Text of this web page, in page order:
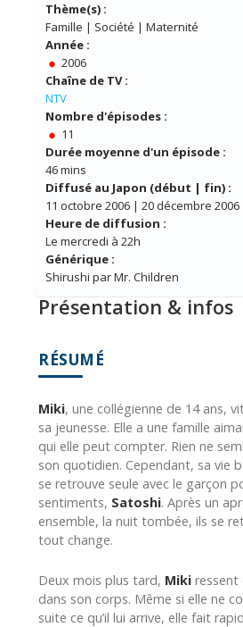
Thème(s) :
Famille | Société | Maternité
Année :
2006
Chaîne de TV :
NTV
Nombre d'épisodes :
11
Durée moyenne d'un épisode :
46 mins
Diffusé au Japon (début | fin) :
11 octobre 2006 | 20 décembre 2006
Heure de diffusion :
Le mercredi à 22h
Générique :
Shirushi par Mr. Children
Présentation & infos
RÉSUMÉ
Miki, une collégienne de 14 ans,
sa jeunesse. Elle a une famille
qui elle peut compter. Rien ne
son quotidien. Cependant, sa vie
se retrouve seule avec le garçon
sentiments, Satoshi. Après un
ensemble, la nuit tombée, ils se
tout change.
Deux mois plus tard, Miki ressent
dans son corps. Même si elle ne
suite ce qu’il lui arrive, elle fait